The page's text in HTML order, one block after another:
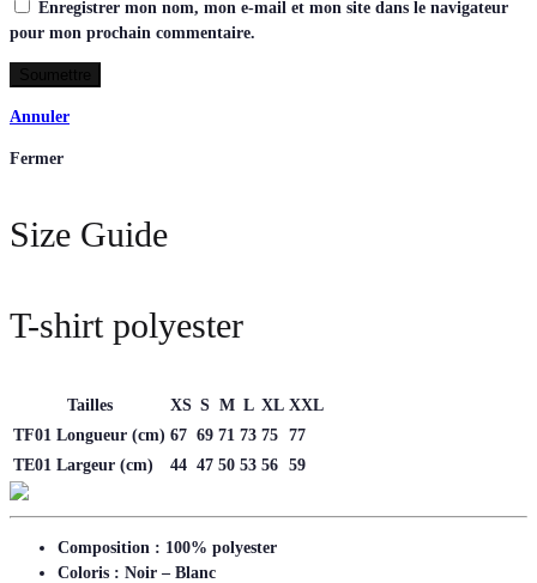
Enregistrer mon nom, mon e-mail et mon site dans le navigateur
pour mon prochain commentaire.
Annuler
Fermer
Size Guide
T-shirt polyester
Tailles XS S M L XL XXL
TF01 Longueur (cm) 67 69 71 73 75 77
TE01 Largeur (cm)
44 47 50 53 56 59
Composition : 100% polyester
Coloris : Noir – Blanc